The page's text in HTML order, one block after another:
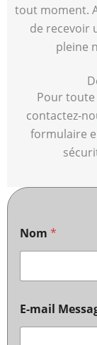
tout moment.
de recevoir
pleine
Pour
contactez-
formulaire
Nom *
E-mail